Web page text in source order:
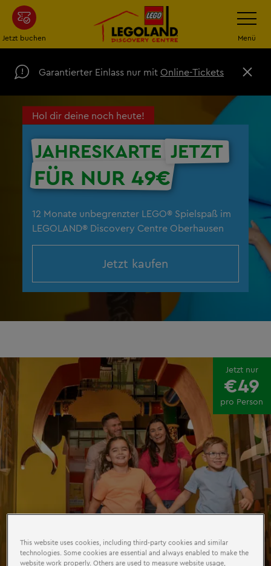
Zum
Hauptinhalt
springen
Jetzt buchen Menü
Garantierter Einlass nur mit Online-Tickets
S
h
Hol dir deine noch heute!
JAHRESKARTE JETZT
FÜR NUR 49€
12 Monate unbegrenzter LEGO® Spielspaß im
LEGOLAND® Discovery Centre Oberhausen
Jetzt kaufen
Jetzt nur
€49
pro Person
This website uses cookies, including third-party cookies and similar
technologies. Some cookies are essential and always enabled to make the
website work properly. Others are used to measure website usage,